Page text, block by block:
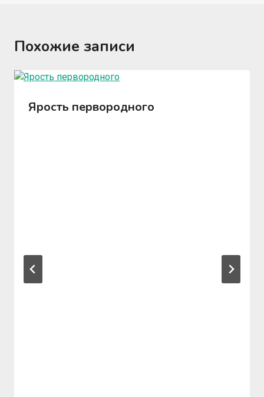
Похожие записи
Ярость первородного